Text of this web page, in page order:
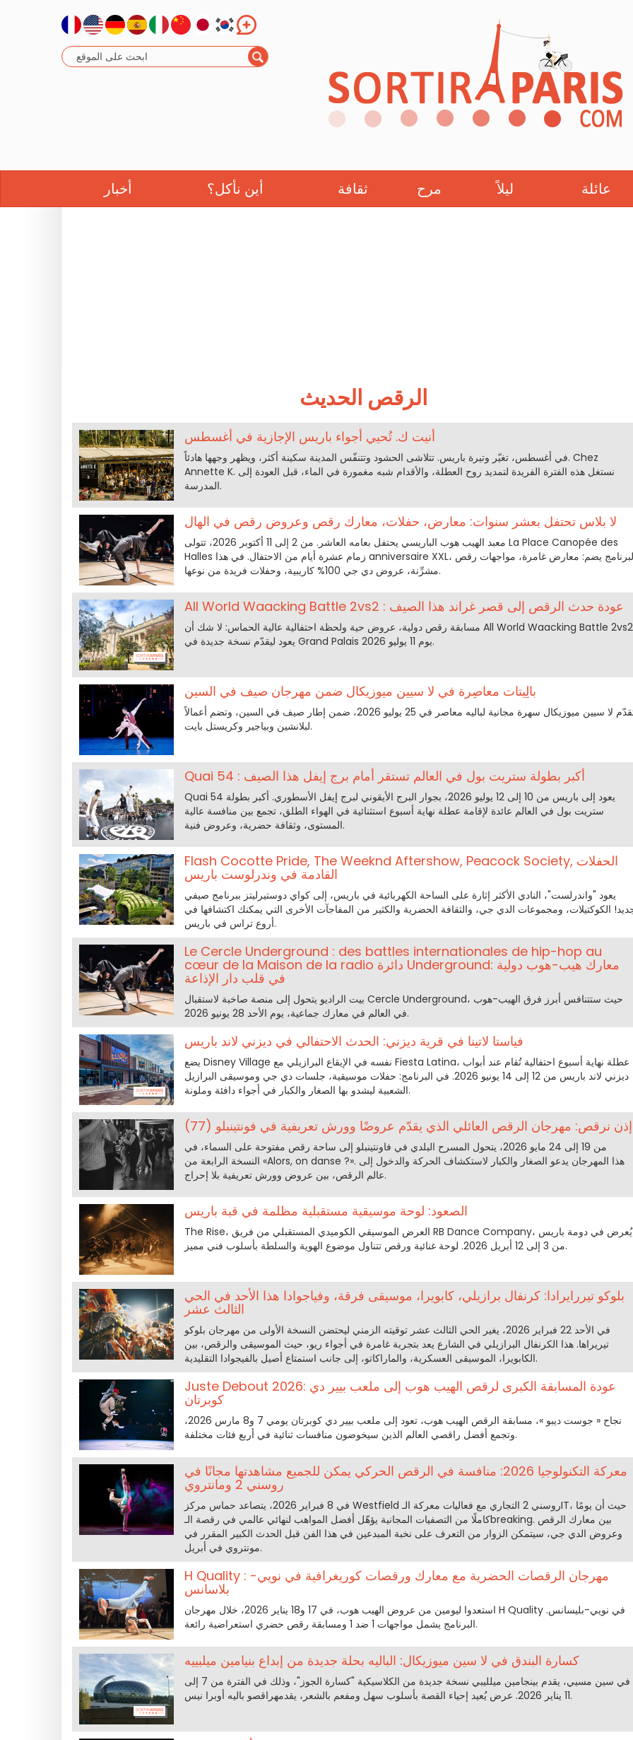
أخبار أين نأكل؟ ثقافة مرح ليلاً عائلة
الرقص الحديث
أنيت ك. تُحيي أجواء باريس الإجازية في أغسطس
في أغسطس، تغيّر وتيرة باريس. تتلاشى الحشود وتتنفّس المدينة سكينة أكثر، ويظهر وجهها هادئاً. Chez
Annette K. نستغل هذه الفترة الفريدة لتمديد روح العطلة، والأقدام شبه مغمورة في الماء، قبل العودة إلى
المدرسة.
لا بلاس تحتفل بعشر سنوات: معارض، حفلات، معارك رقص وعروض رقص في الهال
معبد الهيب هوب الباريسي يحتفل بعامه العاشر. من 2 إلى 11 أكتوبر 2026، تتولى La Place Canopée des
Halles زمام عشرة أيام من الاحتفال. في هذا anniversaire XXL، البرنامج يضم: معارض غامرة، مواجهات رقص
مشرِّنة، عروض دي جي 100% كاريبية، وحفلات فريدة من نوعها.
All World Waacking Battle 2vs2 : عودة حدث الرقص إلى قصر غراند هذا الصيف
مسابقة رقص دولية، عروض حية ولحظة احتفالية عالية الحماس: لا شك أن All World Waacking Battle 2vs2
يعود ليقدّم نسخة جديدة في Grand Palais يوم 11 يوليو 2026.
بالِيتات معاصِرة في لا سيين ميوزيكال ضمن مهرجان صيف في السين
تقدّم لا سيين ميوزيكال سهرة مجانية لباليه معاصر في 25 يوليو 2026، ضمن إطار صيف في السين، وتضم أعمالاً
لبلانشين وبياجير وكريستل بايت.
Quai 54 : أكبر بطولة ستريت بول في العالم تستقر أمام برج إيفل هذا الصيف
Quai 54 يعود إلى باريس من 10 إلى 12 يوليو 2026، بجوار البرج الأيقوني لبرج إيفل الأسطوري. أكبر بطولة
ستريت بول في العالم عائدة لإقامة عطلة نهاية أسبوع استثنائية في الهواء الطلق، تجمع بين منافسة عالية
المستوى، وثقافة حضرية، وعروض فنية.
Flash Cocotte Pride, The Weeknd Aftershow, Peacock Society, الحفلات
القادمة في وندرلوست باريس
يعود "واندرلست"، النادي الأكثر إثارة على الساحة الكهربائية في باريس، إلى كواي دوستيرليتز ببرنامج صيفي
الكوكتيلات، ومجموعات الدي جي، والثقافة الحضرية والكثير من المفاجآت الأخرى التي يمكنك اكتشافها في
أروع تراس في باريس.
Le Cercle Underground : des battles internationales de hip-hop au
cœur de la Maison de la radio دائرة Underground: معارك هيب-هوب دولية
في قلب دار الإذاعة
بيت الراديو يتحول إلى منصة صاخبة لاستقبال Cercle Underground، حيث ستتنافس أبرز فرق الهيب-هوب
في العالم في معارك جماعية، يوم الأحد 28 يونيو 2026.
فياستا لاتينا في قرية ديزني: الحدث الاحتفالي في ديزني لاند باريس
يضع Disney Village نفسه في الإيقاع البرازيلي مع Fiesta Latina، عطلة نهاية أسبوع احتفالية تُقام عند أبواب
ديزني لاند باريس من 12 إلى 14 يونيو 2026. في البرنامج: حفلات موسيقية، جلسات دي جي وموسيقى البرازيل
الشعبية ليشدو بها الصغار والكبار في أجواء دافئة وملونة.
إذن نرقص: مهرجان الرقص العائلي الذي يقدّم عروضًا وورش تعريفية في فونتينبلو (77)
من 19 إلى 24 مايو 2026، يتحول المسرح البلدي في فاونتينبلو إلى ساحة رقص مفتوحة على السماء، في
النسخة الرابعة من «Alors, on danse ?». هذا المهرجان يدعو الصغار والكبار لاستكشاف الحركة والدخول إلى
عالم الرقص، بين عروض وورش تعريفية بلا إحراج.
الصعود: لوحة موسيقية مستقبلية مظلمة في قبة باريس
The Rise، العرض الموسيقي الكوميدي المستقبلي من فريق RB Dance Company، يُعرض في دومة باريس
من 3 إلى 12 أبريل 2026. لوحة غنائية ورقص تتناول موضوع الهوية والسلطة بأسلوب فني مميز.
بلوكو تيررايرادا: كرنفال برازيلي، كابويرا، موسيقى فرقة، وفياجوادا هذا الأحد في الحي
الثالث عشر
في الأحد 22 فبراير 2026، يغير الحي الثالث عشر توقيته الزمني ليحتضن النسخة الأولى من مهرجان بلوكو
تيريراها. هذا الكرنفال البرازيلي في الشارع يعد بتجربة غامرة في أجواء ريو، حيث الموسيقى والرقص، بين
الكابويرا، الموسيقى العسكرية، والماراكاتو، إلى جانب استمتاع أصيل بالفيجوادا التقليدية.
Juste Debout 2026: عودة المسابقة الكبرى لرقص الهيب هوب إلى ملعب بيير دي
كوبرتان
نجاح « جوست ديبو »، مسابقة الرقص الهيب هوب، تعود إلى ملعب بيير دي كوبرتان يومي 7 و8 مارس 2026،
وتجمع أفضل راقصي العالم الذين سيخوضون منافسات ثنائية في أربع فئات مختلفة.
معركة التكنولوجيا 2026: منافسة في الرقص الحركي يمكن للجميع مشاهدتها مجانًا في
روسني 2 ومانتروي
في 8 فبراير 2026، يتصاعد حماس مركز Westfield روسني 2 التجاري مع فعاليات معركة الـIT، حيث أن يومًا
كاملًا من التصفيات المجانية يؤهّل أفضل المواهب لنهائي عالمي في رقصة الـbreaking. بين معارك الرقص
وعروض الدي جي، سيتمكن الزوار من التعرف على نخبة المبدعين في هذا الفن قبل الحدث الكبير المقرر في
مونتروي في أبريل.
H Quality : مهرجان الرقصات الحضرية مع معارك ورقصات كوريغرافية في نويي-
بلاسانس
استعدوا ليومين من عروض الهيب هوب، في 17 و18 يناير 2026، خلال مهرجان H Quality في نويي-بليسانس.
البرنامج يشمل مواجهات 1 ضد 1 ومسابقة رقص حضري استعراضية رائعة.
كسارة البندق في لا سين ميوزيكال: الباليه بحلة جديدة من إبداع بنيامين ميلبييه
في سين مسيي، يقدم بينجامين ميلليبي نسخة جديدة من الكلاسيكية "كسارة الجوز"، وذلك في الفترة من 7 إلى
11 يناير 2026. عرض يُعيد إحياء القصة بأسلوب سهل ومفعم بالشعر، يقدمهراقصو باليه أوبرا نيس.